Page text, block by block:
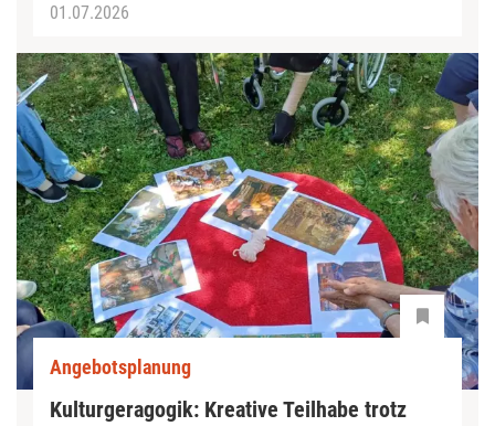
01.07.2026
Angebotsplanung
Kulturgeragogik: Kreative Teilhabe trotz